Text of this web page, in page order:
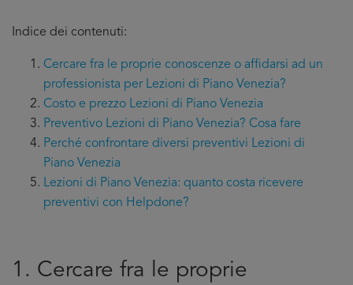
Indice dei contenuti:
Cercare fra le proprie conoscenze o affidarsi ad un
professionista per Lezioni di Piano Venezia?
Costo e prezzo Lezioni di Piano Venezia
Preventivo Lezioni di Piano Venezia? Cosa fare
Perché confrontare diversi preventivi Lezioni di
Piano Venezia
Lezioni di Piano Venezia: quanto costa ricevere
preventivi con Helpdone?
1. Cercare fra le proprie